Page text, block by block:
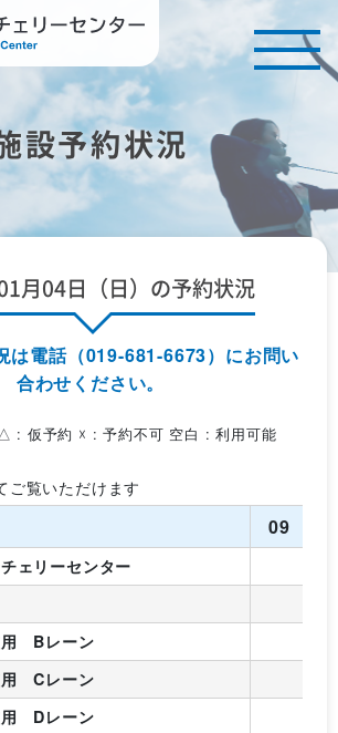
設予約状況
月04日（日）の予約状況
は電話（019-681-6673）にお問い
合わせください。
: 仮予約 ☓ : 予約不可 空白 : 利用可能
09
ェリーセンター
Bレーン
Cレーン
Dレーン